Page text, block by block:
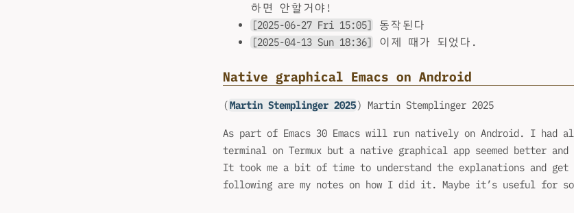
하면 안할거야!
[2025-06-27 Fri 15:05]
동작된다
[2025-04-13 Sun 18:36]
이제 때가 되었다.
Native graphical Emacs on Android
(Martin Stemplinger 2025) Martin Stemplinger 2025
As part of Emacs 30 Emacs will run natively on Android. I had
terminal on Termux but a native graphical app seemed better
It took me a bit of time to understand the explanations and
following are my notes on how I did it. Maybe it’s useful for